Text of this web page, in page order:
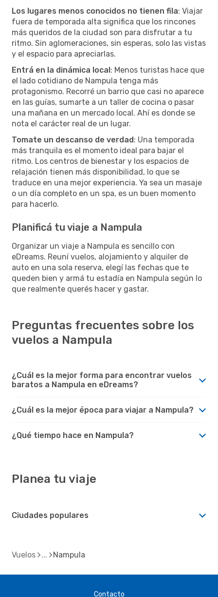
Los lugares menos conocidos no tienen fila: Viajar
fuera de temporada alta significa que los rincones
más queridos de la ciudad son para disfrutar a tu
ritmo. Sin aglomeraciones, sin esperas, solo las vistas
y el espacio para apreciarlas.
Entrá en la dinámica local: Menos turistas hace que
el lado cotidiano de Nampula tenga más
protagonismo. Recorré un barrio que casi no aparece
en las guías, sumarte a un taller de cocina o pasar
una mañana en un mercado local. Ahí es donde se
nota el carácter real de un lugar.
Tomate un descanso de verdad: Una temporada
más tranquila es el momento ideal para bajar el
ritmo. Los centros de bienestar y los espacios de
relajación tienen más disponibilidad, lo que se
traduce en una mejor experiencia. Ya sea un masaje
o un día completo en un spa, es un buen momento
para hacerlo.
Planificá tu viaje a Nampula
Organizar un viaje a Nampula es sencillo con
eDreams. Reuní vuelos, alojamiento y alquiler de
auto en una sola reserva, elegí las fechas que te
queden bien y armá tu estadía en Nampula según lo
que realmente querés hacer y gastar.
Preguntas frecuentes sobre los
vuelos a Nampula
¿Cuál es la mejor forma para encontrar vuelos
baratos a Nampula en eDreams?
¿Cuál es la mejor época para viajar a Nampula?
¿Qué tiempo hace en Nampula?
Planea tu viaje
Ciudades populares
Vuelos Nampula
Contacto